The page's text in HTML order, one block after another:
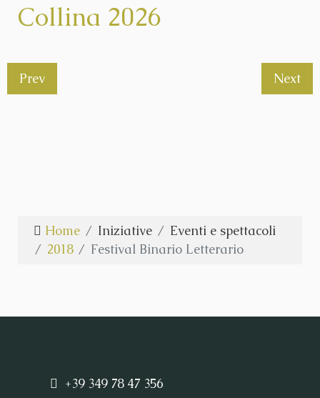
Collina 2026
Prev Next
Home Iniziative
Eventi e spettacoli
2018
Festival Binario Letterario
+39 349 78 47 356